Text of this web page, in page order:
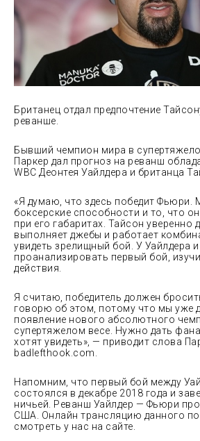
Британец отдал предпочтение
реванше.
Бывший чемпион мира в
Паркер дал прогноз на реванш
WBC Деонтея Уайлдера и британца
«Я думаю, что здесь победит Фьюри.
боксерские способности и то, что он
при его габаритах. Тайсон уверенно
выполняет джебы и работает
увидеть зрелищный бой. У Уайлдера
проанализировать первый бой,
действия.
Я считаю, победитель должен
говорю об этом, потому что мы уже
появление нового абсолютного
супертяжелом весе. Нужно дать
хотят увидеть», — приводит слова
badlefthook.com.
Напомним, что первый бой между
состоялся в декабре 2018 года и
ничьей. Реванш Уайлдер — Фьюри
США. Онлайн трансляцию данного
смотреть у нас на сайте.